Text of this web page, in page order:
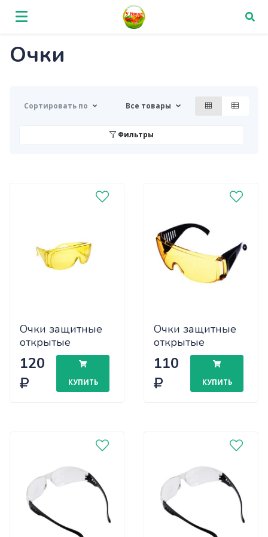
Очки
Сортировать по Все товары
Фильтры
Очки защитные
открытые
прозрачно-
жёлтые (40004)
120
КУПИТЬ
Очки защитные
открытые
ИстокКлассик
прозрачно-
жёлтые с
чёрными
110
КУПИТЬ